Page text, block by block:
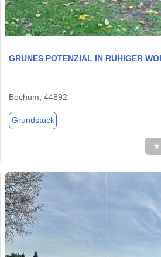
GRÜNES POTENZIAL IN RUHIGER
Bochum, 44892
Grundstück
★